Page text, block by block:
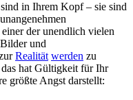
sind in Ihrem Kopf – sie sind
der unendlich vielen
und
Realität werden zu
hat Gültigkeit für Ihr
größte Angst darstellt: